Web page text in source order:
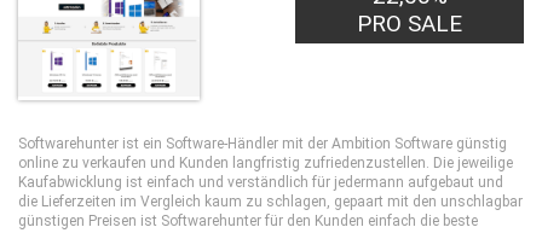
PRO SALE
Softwarehunter ist ein Software-Händler mit der Ambition Software günstig
online zu verkaufen und Kunden langfristig zufriedenzustellen. Die jeweilige
Kaufabwicklung ist einfach und verständlich für jedermann aufgebaut und
die Lieferzeiten im Vergleich kaum zu schlagen, gepaart mit den unschlagbar
günstigen Preisen ist Softwarehunter für den Kunden einfach die beste